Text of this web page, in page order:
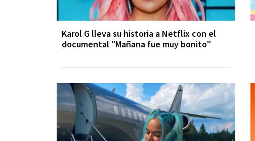
Karol G lleva su historia a Netflix con el
documental "Mañana fue muy bonito"​